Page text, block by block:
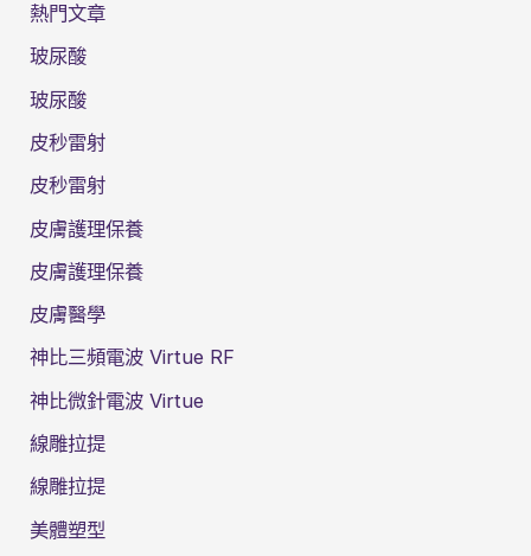
熱門文章
玻尿酸
玻尿酸
皮秒雷射
皮秒雷射
皮膚護理保養
皮膚護理保養
皮膚醫學
神比三頻電波 Virtue RF
神比微針電波 Virtue
線雕拉提
線雕拉提
美體塑型